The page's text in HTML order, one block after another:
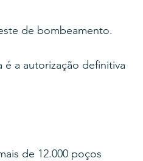
de bombeamento.
a autorização definitiva
de 12.000 poços